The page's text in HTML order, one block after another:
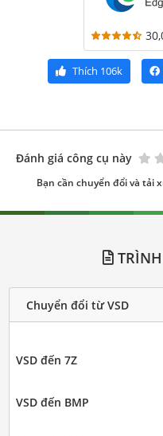
Thích 106k
Đánh giá công cụ này
Bạn cần chuyển đổi và tải
TRÌNH
Chuyển đổi từ VSD
VSD đến 7Z
VSD đến BMP